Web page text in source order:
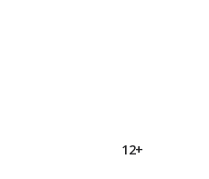
12+